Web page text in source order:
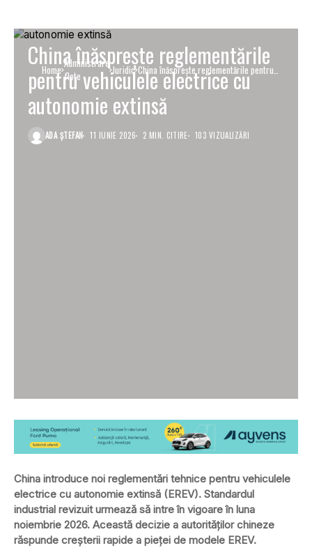
Home Administrare
flote
Juridic China înăsprește reglementările pentru
vehiculele electrice cu autonomie extinsă
China înăsprește reglementările
pentru vehiculele electrice cu
autonomie extinsă
ADA ȘTEFAN 11 IUNIE 2026 2 MIN. CITIRE 103 VIZUALIZĂRI
China introduce noi reglementări tehnice pentru vehiculele
electrice cu autonomie extinsă (EREV). Standardul
industrial revizuit urmează să intre în vigoare în luna
noiembrie 2026. Această decizie a autorităților chineze
răspunde creșterii rapide a pieței de modele EREV.